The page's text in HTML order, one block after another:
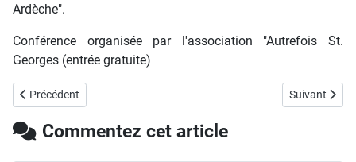
Ardèche".
Conférence organisée par l'association "Autrefois St.
Georges (entrée gratuite)
Article précédent : "Planète Ardéchoise" relie notre appel sur le
Précédent Article
Suivant
Commentez cet article